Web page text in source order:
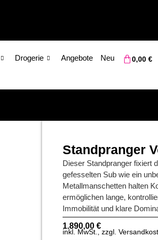
Drogerie Angebote Neu 0,00 €
Standpranger
Dieser Standpranger fixiert
gefesselten Sub wie ein
Metallmanschetten halten
ermöglichen lange,
Immobilität und klare
1.890,00 €
inkl. MwSt., zzgl.